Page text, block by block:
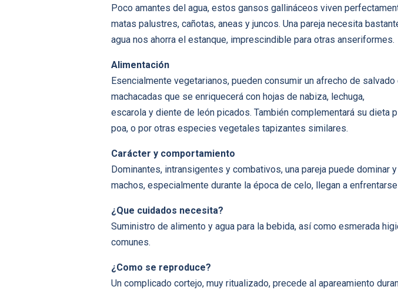
Poco amantes del agua, estos gansos gallináceos viven
matas palustres, cañotas, aneas y juncos. Una pareja necesita
agua nos ahorra el estanque, imprescindible para otras anseriformes.
Alimentación
Esencialmente vegetarianos, pueden consumir un afrecho de
machacadas que se enriquecerá con hojas de nabiza, lechuga,
escarola y diente de león picados. También complementará su
poa, o por otras especies vegetales tapizantes similares.
Carácter y comportamiento
Dominantes, intransigentes y combativos, una pareja puede
machos, especialmente durante la época de celo, llegan a
¿Que cuidados necesita?
Suministro de alimento y agua para la bebida, así como esmerada
comunes.
¿Como se reproduce?
Un complicado cortejo, muy ritualizado, precede al apareamiento